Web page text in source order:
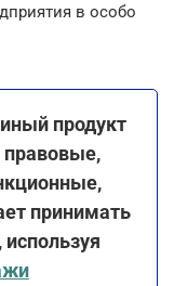
в особо
продукт
правовые,
принимать